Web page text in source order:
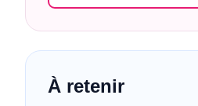
À retenir